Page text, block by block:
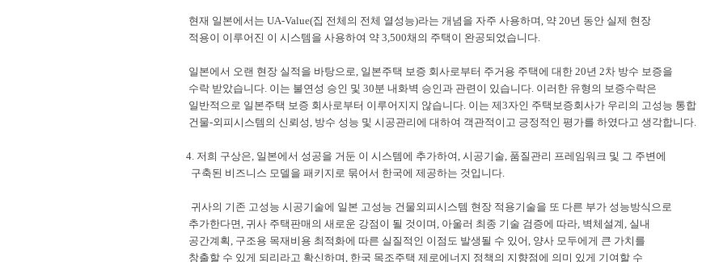
현재 일본에서는 UA-Value(집 전체의 전체 열성능)라는 개념을 자주 사용하며, 약 20년 동안 실제 현장
적용이 이루어진 이 시스템을 사용하여 약 3,500채의 주택이 완공되었습니다.
일본에서 오랜 현장 실적을 바탕으로, 일본주택 보증 회사로부터 주거용 주택에 대한 20년 2차 방수 보증을
수락 받았습니다. 이는 불연성 승인 및 30분 내화벽 승인과 관련이 있습니다. 이러한 유형의 보증수락은
일반적으로 일본주택 보증 회사로부터 이루어지지 않습니다. 이는 제3자인 주택보증회사가 우리의 고성능 통합
건물-외피시스템의 신뢰성, 방수 성능 및 시공관리에 대하여 객관적이고 긍정적인 평가를 하였다고 생각합니다.
4. 저희 구상은, 일본에서 성공을 거둔 이 시스템에 추가하여, 시공기술, 품질관리 프레임워크 및 그 주변에
구축된 비즈니스 모델을 패키지로 묶어서 한국에 제공하는 것입니다.
귀사의 기존 고성능 시공기술에 일본 고성능 건물외피시스템 현장 적용기술을 또 다른 부가 성능방식으로
추가한다면, 귀사 주택판매의 새로운 강점이 될 것이며, 아울러 최종 기술 검증에 따라, 벽체설계, 실내
공간계획, 구조용 목재비용 최적화에 따른 실질적인 이점도 발생될 수 있어, 양사 모두에게 큰 가치를
창출할 수 있게 되리라고 확신하며, 한국 목조주택 제로에너지 정책의 지향점에 의미 있게 기여할 수